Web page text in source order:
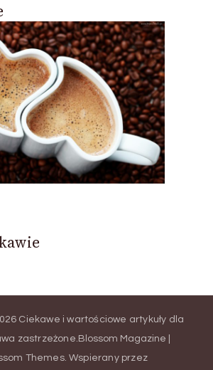
Ciekawe i wartościowe artykuły dla
zastrzeżone. Blossom Magazine |
Themes. Wspierany przez